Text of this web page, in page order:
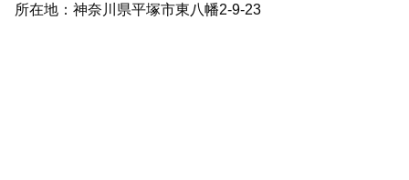
所在地：神奈川県平塚市東八幡2-9-23